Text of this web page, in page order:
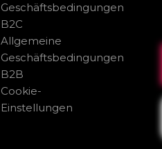
Geschäftsbedingungen
B2C
Allgemeine
Geschäftsbedingungen
B2B
Cookie-
Einstellungen